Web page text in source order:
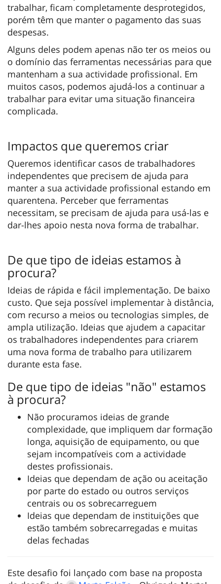
trabalhar, ficam completamente desprotegidos,
porém têm que manter o pagamento das suas
despesas.
Alguns deles podem apenas não ter os meios ou
o domínio das ferramentas necessárias para que
mantenham a sua actividade profissional. Em
muitos casos, podemos ajudá-los a continuar a
trabalhar para evitar uma situação financeira
complicada.
Impactos que queremos criar
Queremos identificar casos de trabalhadores
independentes que precisem de ajuda para
manter a sua actividade profissional estando em
quarentena. Perceber que ferramentas
necessitam, se precisam de ajuda para usá-las e
dar-lhes apoio nesta nova forma de trabalhar.
De que tipo de ideias estamos à
procura?
Ideias de rápida e fácil implementação. De baixo
custo. Que seja possível implementar à distância,
com recurso a meios ou tecnologias simples, de
ampla utilização. Ideias que ajudem a capacitar
os trabalhadores independentes para criarem
uma nova forma de trabalho para utilizarem
durante esta fase.
De que tipo de ideias "não" estamos
à procura?
Não procuramos ideias de grande
complexidade, que impliquem dar formação
longa, aquisição de equipamento, ou que
sejam incompatíveis com a actividade
destes profissionais.
Ideias que dependam de ação ou aceitação
por parte do estado ou outros serviços
centrais ou os sobrecarreguem
Ideias que dependam de instituições que
estão também sobrecarregadas e muitas
delas fechadas
Este desafio foi lançado com base na proposta